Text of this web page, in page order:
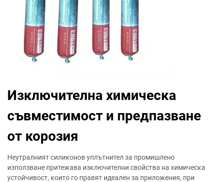
Изключителна химическа
съвместимост и предпазване
от корозия
Неутралният силиконов уплътнител за промишлено
използване притежава изключителни свойства на химическа
устойчивост, които го правят идеален за приложения, при